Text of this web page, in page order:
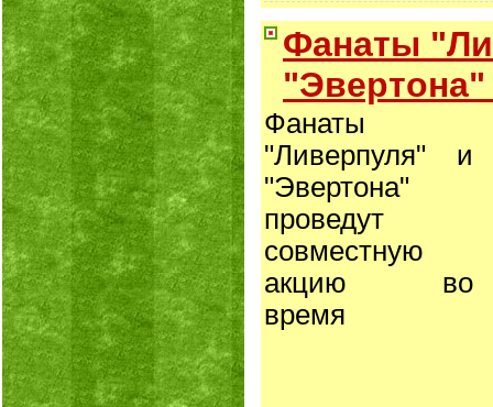
Фанаты
Фанаты
"Ливерпуля" и
"Эвертона"
проведут
совместную
акцию во
время